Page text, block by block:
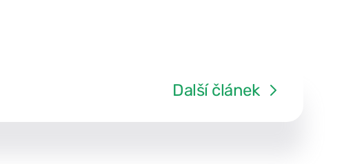
Další článek